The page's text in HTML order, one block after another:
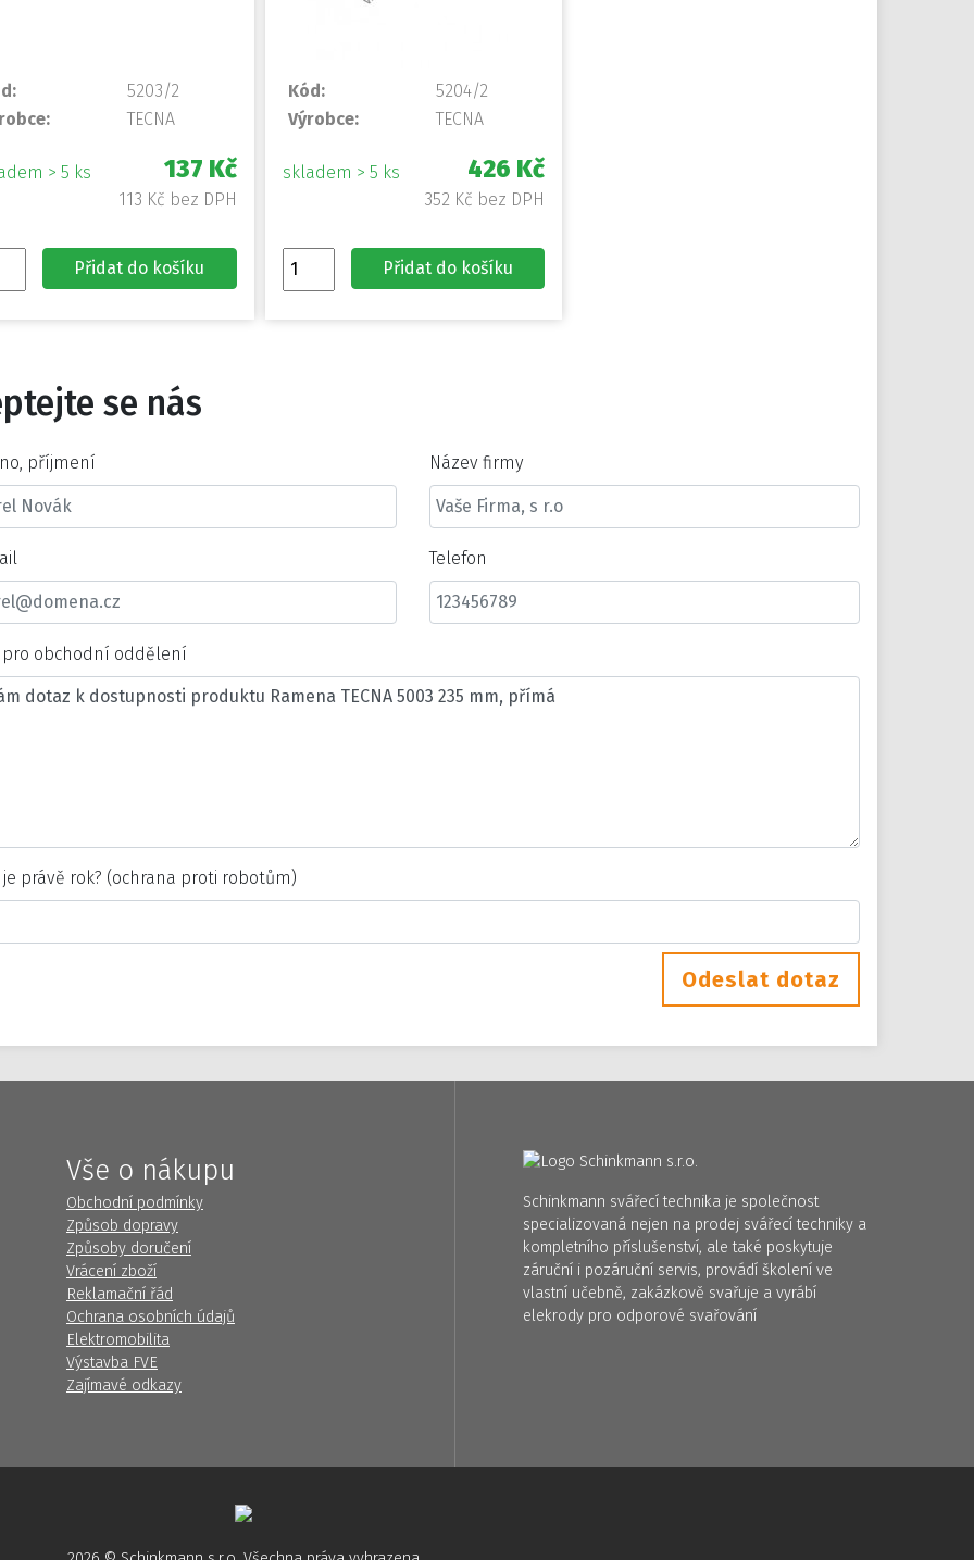
5203/2
TECNA
> 5 ks 137 Kč
113 Kč bez DPH
Přidat do košíku
Kód:
5204/2
Výrobce:
TECNA
skladem > 5 ks 426 Kč
352 Kč bez DPH
Přidat do košíku
se nás
příjmení Název firmy
Telefon
pro obchodní oddělení
je právě rok? (ochrana proti robotům)
Odeslat dotaz
Vše o nákupu
Obchodní podmínky
Způsob dopravy
Způsoby doručení
Vrácení zboží
Reklamační řád
Ochrana osobních údajů
Elektromobilita
Výstavba FVE
Zajímavé odkazy
Schinkmann svářecí technika je společnost
specializovaná nejen na prodej svářecí techniky a
kompletního příslušenství, ale také poskytuje
záruční i pozáruční servis, provádí školení ve
vlastní učebně, zakázkově svařuje a vyrábí
elekrody pro odporové svařování